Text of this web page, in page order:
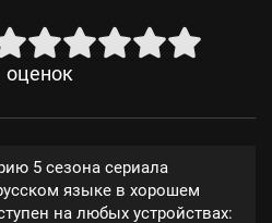
оценок
5 сезона сериала
языке в хорошем
на любых устройствах: